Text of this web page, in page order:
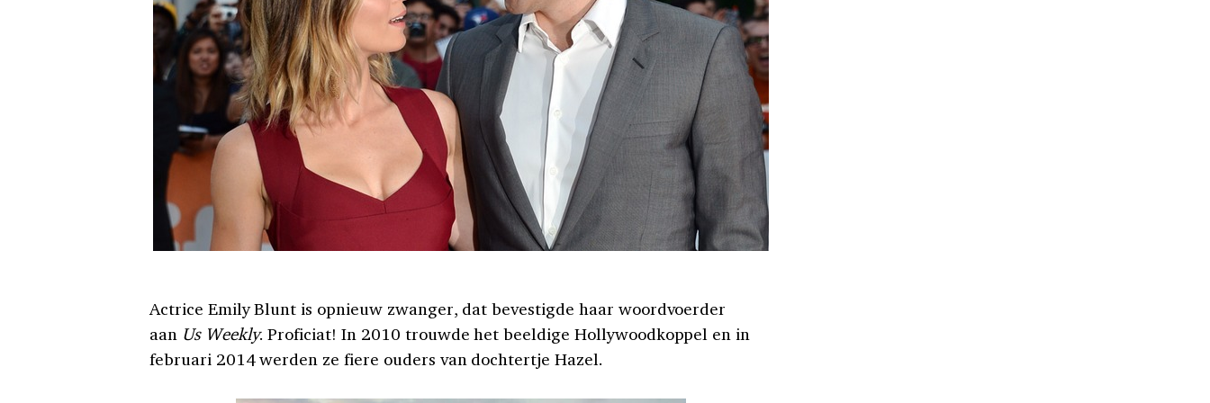
Actrice Emily Blunt is opnieuw zwanger, dat bevestigde haar woordvoerder
aan Us Weekly. Proficiat! In 2010 trouwde het beeldige Hollywoodkoppel en in
februari 2014 werden ze fiere ouders van dochtertje Hazel.